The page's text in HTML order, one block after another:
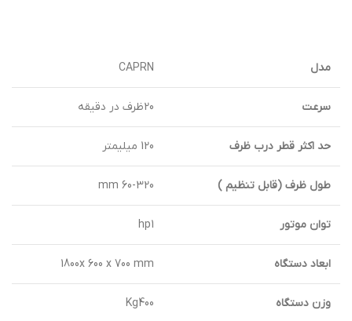
مدل CAPRN
سرعت 20ظرف در دقيقه
حد اكثر قطر درب ظرف 120 ميليمتر
طول ظرف (قابل تنظيم ) 60-320 mm
توان موتور hp1
ابعاد دستگاه 1800x 600 x 700 mm
وزن دستگاه Kg400